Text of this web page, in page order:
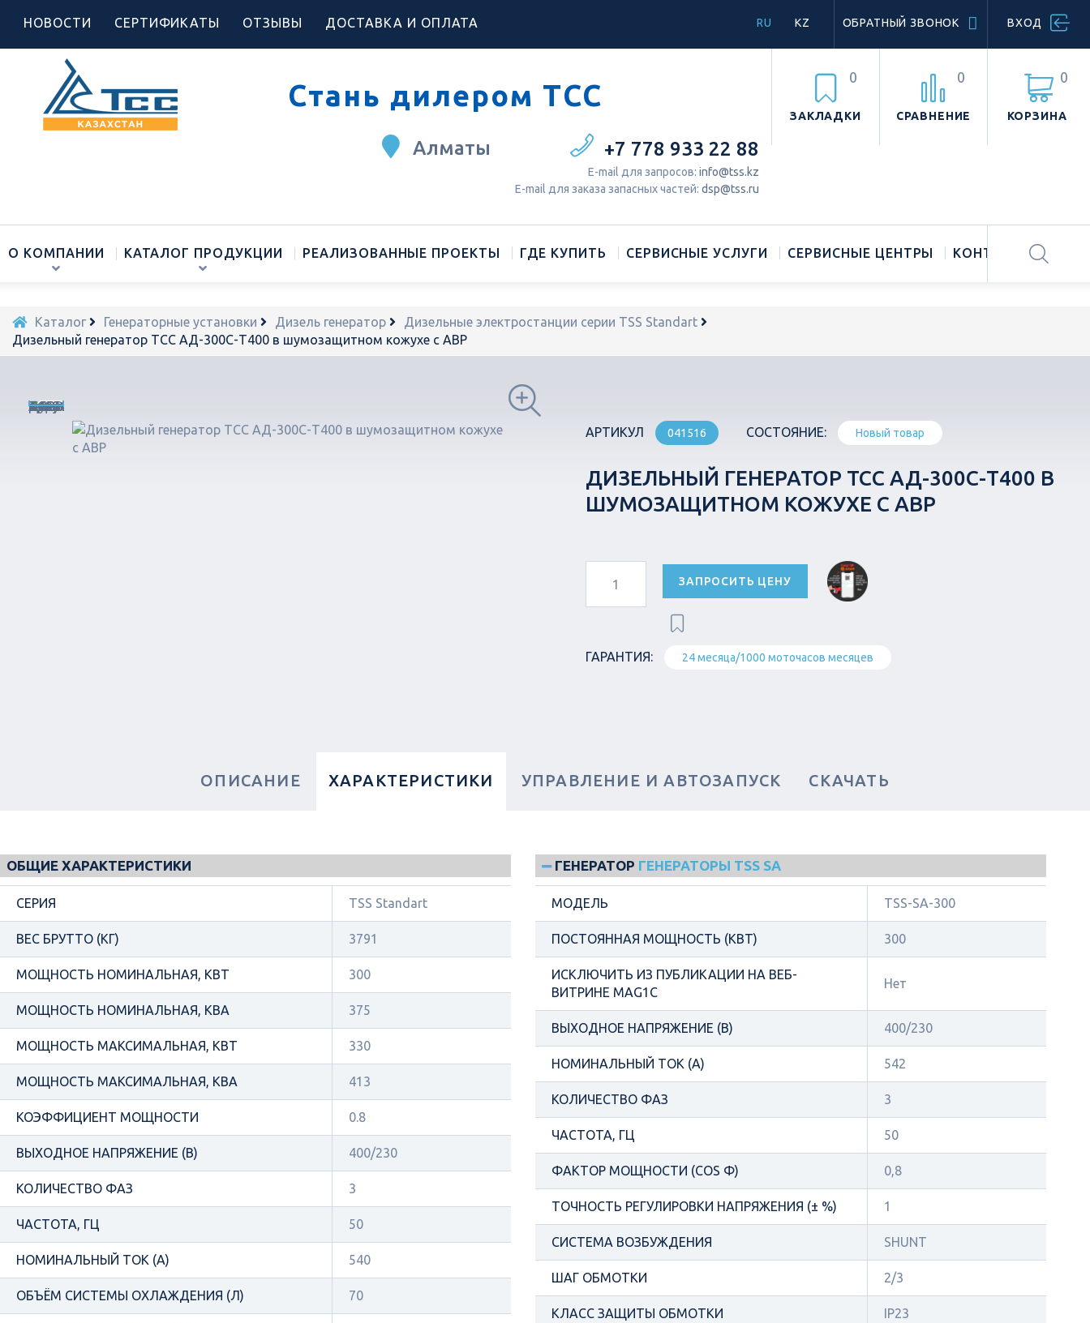
НОВОСТИ СЕРТИФИКАТЫ ОТЗЫВЫ ДОСТАВКА И ОПЛАТА ВХОД
ОБРАТНЫЙ ЗВОНОК
RU KZ
Стань дилером ТСС
КОРЗИНА
0
ЗАКЛАДКИ
0
СРАВНЕНИЕ
0
+7 778 933 22 88
Е-mail для запросов: info@tss.kz
Е-mail для заказа запасных частей: dsp@tss.ru
Алматы
О КОМПАНИИ КАТАЛОГ ПРОДУКЦИИ РЕАЛИЗОВАННЫЕ ПРОЕКТЫ ГДЕ КУПИТЬ СЕРВИСНЫЕ УСЛУГИ СЕРВИСНЫЕ ЦЕНТРЫ КОНТАКТЫ
Каталог Генераторные установки Дизель генератор
Дизельные электростанции серии TSS Standart
Дизельный генератор ТСС АД-300С-Т400 в шумозащитном кожухе с АВР
АРТИКУЛ 041516 СОСТОЯНИЕ: Новый товар
ДИЗЕЛЬНЫЙ ГЕНЕРАТОР ТСС АД-300С-Т400 В
ШУМОЗАЩИТНОМ КОЖУХЕ С АВР
ЗАПРОСИТЬ ЦЕНУ
ГАРАНТИЯ: 24 месяца/1000 моточасов месяцев
ОПИСАНИЕ ХАРАКТЕРИСТИКИ УПРАВЛЕНИЕ И АВТОЗАПУСК СКАЧАТЬ
ОБЩИЕ ХАРАКТЕРИСТИКИ
СЕРИЯ TSS Standart
ВЕС БРУТТО (КГ) 3791
МОЩНОСТЬ НОМИНАЛЬНАЯ, КВТ 300
МОЩНОСТЬ НОМИНАЛЬНАЯ, КВА 375
МОЩНОСТЬ МАКСИМАЛЬНАЯ, КВТ 330
МОЩНОСТЬ МАКСИМАЛЬНАЯ, КВА 413
КОЭФФИЦИЕНТ МОЩНОСТИ 0.8
ВЫХОДНОЕ НАПРЯЖЕНИЕ (В) 400/230
КОЛИЧЕСТВО ФАЗ 3
ЧАСТОТА, ГЦ 50
НОМИНАЛЬНЫЙ ТОК (А) 540
ОБЪЁМ СИСТЕМЫ ОХЛАЖДЕНИЯ (Л) 70
ГЕНЕРАТОР ГЕНЕРАТОРЫ TSS SA
МОДЕЛЬ TSS-SA-300
ПОСТОЯННАЯ МОЩНОСТЬ (КВТ) 300
ИСКЛЮЧИТЬ ИЗ ПУБЛИКАЦИИ НА ВЕБ-
ВИТРИНЕ MAG1C
Нет
ВЫХОДНОЕ НАПРЯЖЕНИЕ (В) 400/230
НОМИНАЛЬНЫЙ ТОК (А) 542
КОЛИЧЕСТВО ФАЗ 3
ЧАСТОТА, ГЦ 50
ФАКТОР МОЩНОСТИ (COS Φ) 0,8
ТОЧНОСТЬ РЕГУЛИРОВКИ НАПРЯЖЕНИЯ (± %) 1
СИСТЕМА ВОЗБУЖДЕНИЯ SHUNT
ШАГ ОБМОТКИ 2/3
КЛАСС ЗАЩИТЫ ОБМОТКИ IP23